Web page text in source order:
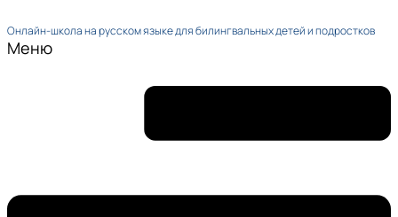
Онлайн-школа на русском языке для билингвальных детей и подростков
Меню